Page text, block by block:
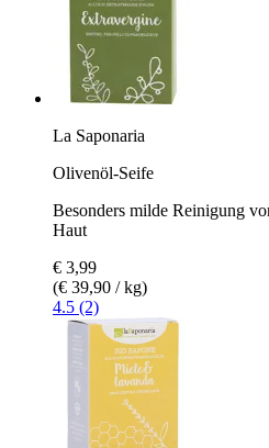
La Saponaria
Olivenöl-Seife
Besonders milde Reinigung
Haut
€ 3,99
(€ 39,90 / kg)
4.5 (2)